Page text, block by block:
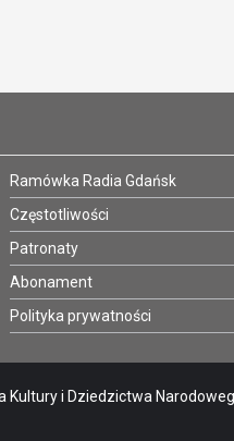
Ramówka Radia Gdańsk
Częstotliwości
Patronaty
Abonament
Polityka prywatności
Kultury i Dziedzictwa